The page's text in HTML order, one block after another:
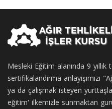
Mesleki Eğitim alanında 9
sertifikalandırma anlayışımızı
ya da çalışmak isteyen
eğitim' ilkemizle sunmaktan